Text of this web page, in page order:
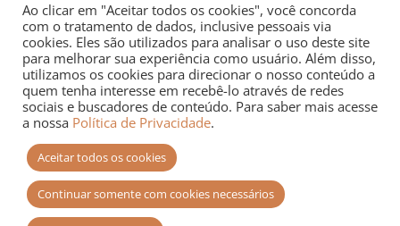
Programas
Jornalismo
Pesquisa
Educação
Documentários
Ao clicar em "Aceitar todos os cookies", você concorda
com o tratamento de dados, inclusive pessoais via
cookies. Eles são utilizados para analisar o uso deste site
para melhorar sua experiência como usuário. Além disso,
utilizamos os cookies para direcionar o nosso conteúdo a
quem tenha interesse em recebê-lo através de redes
sociais e buscadores de conteúdo. Para saber mais acesse
a nossa Política de Privacidade.
Aceitar todos os cookies
Continuar somente com cookies necessários